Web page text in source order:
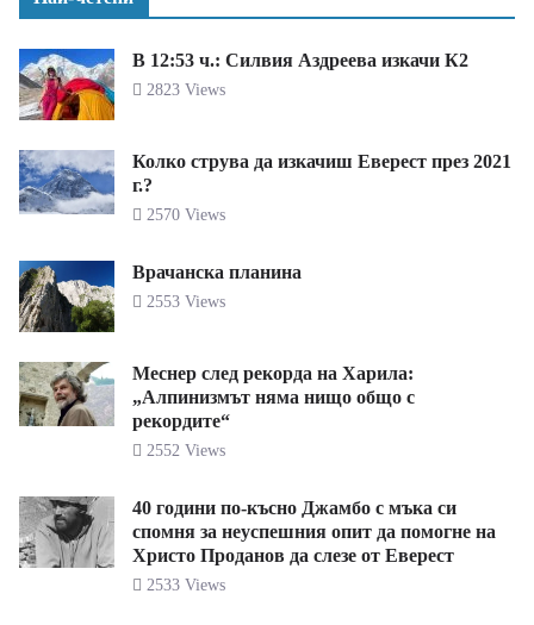
В 12:53 ч.: Силвия Аздреева изкачи К2
2823 Views
Колко струва да изкачиш Еверест през 2021
г.?
2570 Views
Врачанска планина
2553 Views
Меснер след рекорда на Харила:
„Алпинизмът няма нищо общо с
рекордите“
2552 Views
40 години по-късно Джамбо с мъка си
спомня за неуспешния опит да помогне на
Христо Проданов да слезе от Еверест
2533 Views